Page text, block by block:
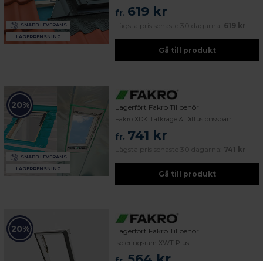
SNABB LEVERANS
LAGERRENSNING
fr. 619 kr
Lägsta pris senaste 30 dagarna: 619 kr
Gå till produkt
20%
SNABB LEVERANS
LAGERRENSNING
Lagerfört Fakro Tillbehör
Fakro XDK Tätkrage & Diffusionsspärr
fr. 741 kr
Lägsta pris senaste 30 dagarna: 741 kr
Gå till produkt
20% Lagerfört Fakro Tillbehör
Isoleringsram XWT Plus